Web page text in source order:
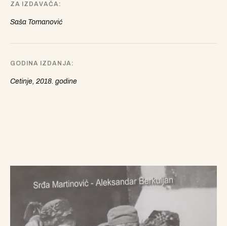
ZA IZDAVAČA
Saša Tomanović
GODINA IZDANJA
Cetinje, 2018. godine